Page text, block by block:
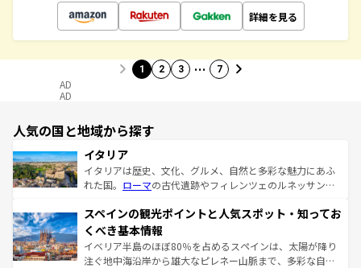
詳細を見る
1 2 3 … 7
AD
AD
人気の国と地域から探す
イタリア
イタリアは歴史、文化、グルメ、自然と多彩な魅力にあふ
れた国。 ローマの古代遺跡やフィレンツェのルネッサンス
ろん、トスカーナの美しい田園風景やアマルフィ海岸の絶
景など、自然景観も見逃せない。観光の合間には、本場の
ピザやパスタなど、絶品のイタリア料理を堪能することも
できる。朝目覚めてから夜眠るまで、すべての瞬間を楽し
スペインの観光ポイントと人気スポット・知ってお
くべき基本情報
イベリア半島のほぼ80％を占めるスペインは、太陽が降り
注ぐ地中海沿岸から雄大なピレネー山脈まで、多彩な自然